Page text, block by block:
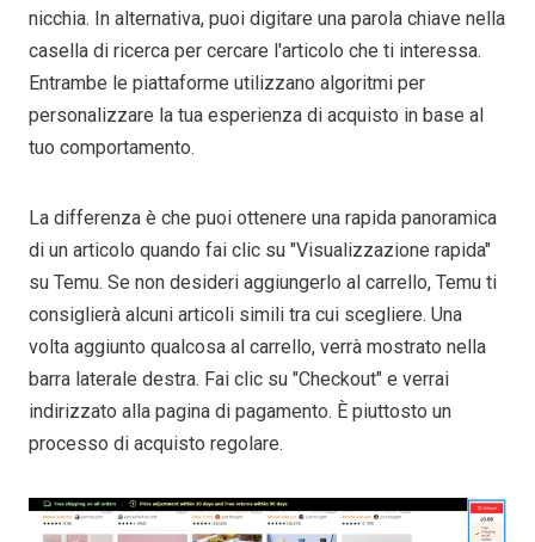
nicchia. In alternativa, puoi digitare una parola chiave nella
casella di ricerca per cercare l'articolo che ti interessa.
Entrambe le piattaforme utilizzano algoritmi per
personalizzare la tua esperienza di acquisto in base al
tuo comportamento.
La differenza è che puoi ottenere una rapida panoramica
di un articolo quando fai clic su "Visualizzazione rapida"
su Temu. Se non desideri aggiungerlo al carrello, Temu ti
consiglierà alcuni articoli simili tra cui scegliere. Una
volta aggiunto qualcosa al carrello, verrà mostrato nella
barra laterale destra. Fai clic su "Checkout" e verrai
indirizzato alla pagina di pagamento. È piuttosto un
processo di acquisto regolare.